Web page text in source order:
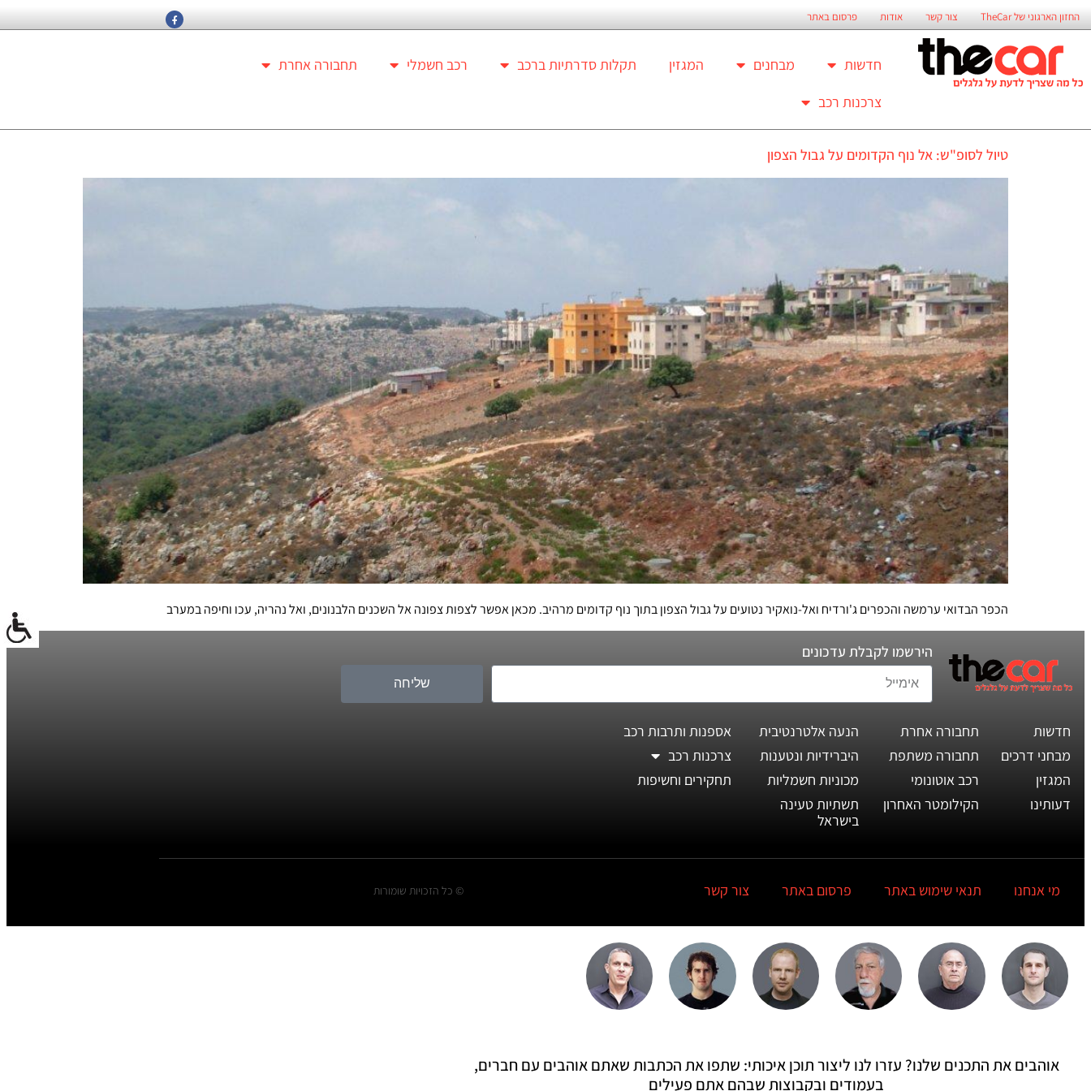
החזון הארגוני של TheCar צור קשר אודות פרסום באתר
חדשות מבחנים המגזין תקלות סדרתיות ברכב רכב חשמלי
תחבורה אחרת
צרכנות רכב
טיול לסופ"ש: אל נוף הקדומים על גבול הצפון
הכפר הבדואי ערמשה והכפרים ג'ורדיח ואל-נואקיר נטועים על גבול הצפון בתוך נוף קדומים מרהיב. מכאן אפשר לצפות צפונה אל השכנים הלבנונים, ואל נהריה, עכו וחיפה במערב
הירשמו לקבלת עדכונים
שליחה
חדשות
מבחני דרכים
המגזין
דעותינו
תחבורה אחרת
תחבורה משתפת
רכב אוטונומי
הקילומטר האחרון
הנעה אלטרנטיבית
היברידיות ונטענות
מכוניות חשמליות
תשתיות טעינה
בישראל
אספנות ותרבות רכב
צרכנות רכב
תחקירים וחשיפות
מי אנחנו תנאי שימוש באתר פרסום באתר צור קשר © כל הזכויות שומורות
אוהבים את התכנים שלנו? עזרו לנו ליצור תוכן איכותי: שתפו את הכתבות שאתם אוהבים עם חברים,
בעמודים ובקבוצות שבהם אתם פעילים